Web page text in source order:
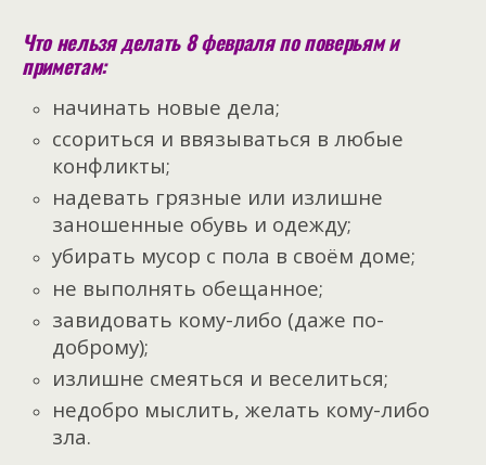
Что нельзя делать 8 февраля по поверьям и
приметам:
начинать новые дела;
ссориться и ввязываться в любые
конфликты;
надевать грязные или излишне
заношенные обувь и одежду;
убирать мусор с пола в своём доме;
не выполнять обещанное;
завидовать кому-либо (даже по-
доброму);
излишне смеяться и веселиться;
недобро мыслить, желать кому-либо
зла.